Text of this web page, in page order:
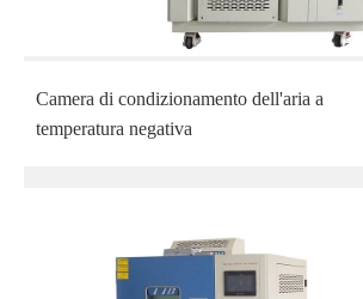
Camera di condizionamento dell'aria a
temperatura negativa